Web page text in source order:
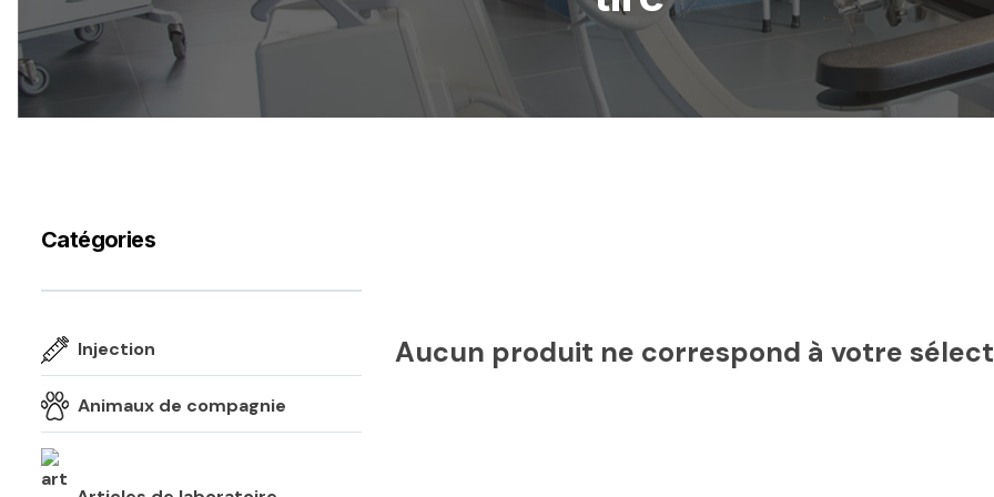
Aucun produit ne correspond à votre
Catégories
Injection
Animaux de compagnie